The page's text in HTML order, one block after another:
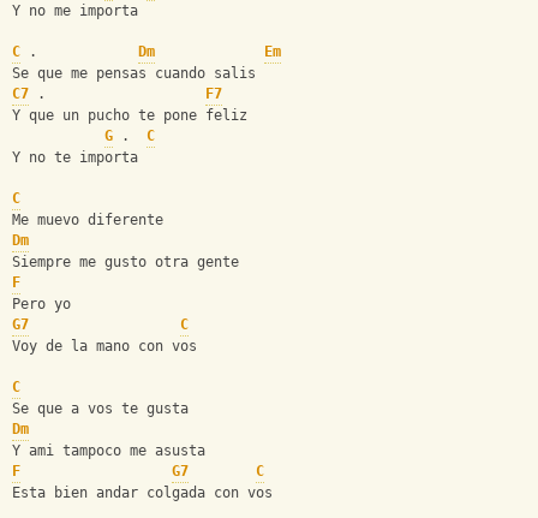
Y no me importa
C . Dm
Em
Se que me pensas cuando salis
C7 .
F7
Y que un pucho te pone feliz
G . C
Y no te importa
C
Me muevo diferente
Dm
Siempre me gusto otra gente
F
Pero yo
G7
C
Voy de la mano con vos
C
Se que a vos te gusta
Dm
Y ami tampoco me asusta
F
G7
C
Esta bien andar colgada con vos